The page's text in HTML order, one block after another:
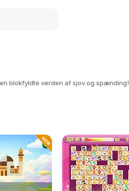
blokfyldte verden af sjov og spænding!